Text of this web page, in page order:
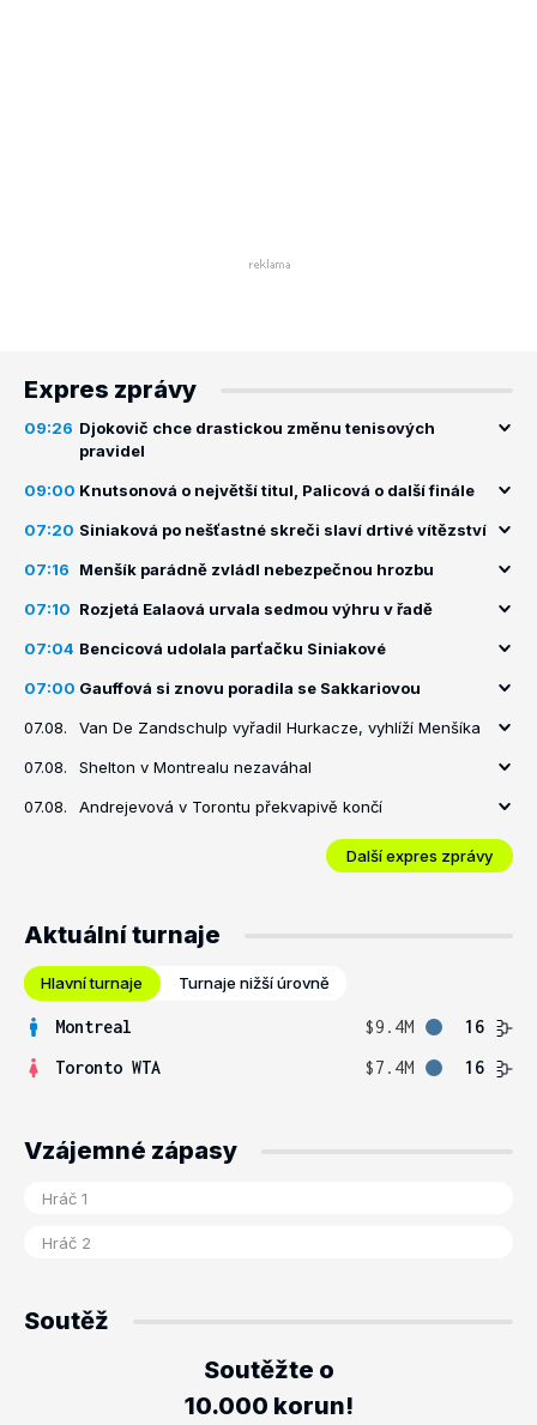
Expres zprávy
09:26 Djokovič chce drastickou změnu tenisových
pravidel
09:00 Knutsonová o největší titul, Palicová o další finále
07:20 Siniaková po nešťastné skreči slaví drtivé vítězství
07:16 Menšík parádně zvládl nebezpečnou hrozbu
07:10 Rozjetá Ealaová urvala sedmou výhru v řadě
07:04 Bencicová udolala parťačku Siniakové
07:00 Gauffová si znovu poradila se Sakkariovou
07.08. Van De Zandschulp vyřadil Hurkacze, vyhlíží Menšíka
07.08. Shelton v Montrealu nezaváhal
07.08. Andrejevová v Torontu překvapivě končí
Další expres zprávy
Aktuální turnaje
Hlavní turnaje Turnaje nižší úrovně
Montreal $9.4M
16
Toronto WTA
$7.4M 16
Vzájemné zápasy
Soutěž
Soutěžte o
10.000 korun!